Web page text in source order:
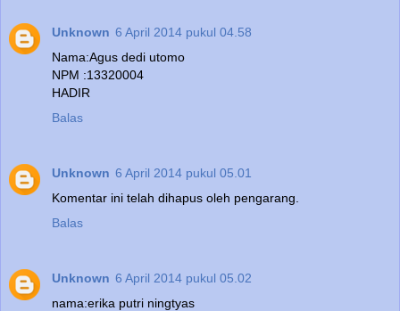
Unknown 6 April 2014 pukul 04.58
Nama:Agus dedi utomo
NPM :13320004
HADIR
Balas
Unknown 6 April 2014 pukul 05.01
Komentar ini telah dihapus oleh pengarang.
Balas
Unknown 6 April 2014 pukul 05.02
nama:erika putri ningtyas